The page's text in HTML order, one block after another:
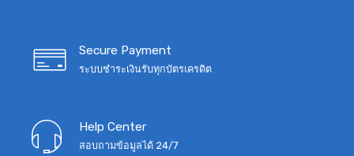
Secure Payment
ระบบชำระเงินรับทุกบัตรเครดิต
Help Center
สอบถามข้อมูลได้ 24/7